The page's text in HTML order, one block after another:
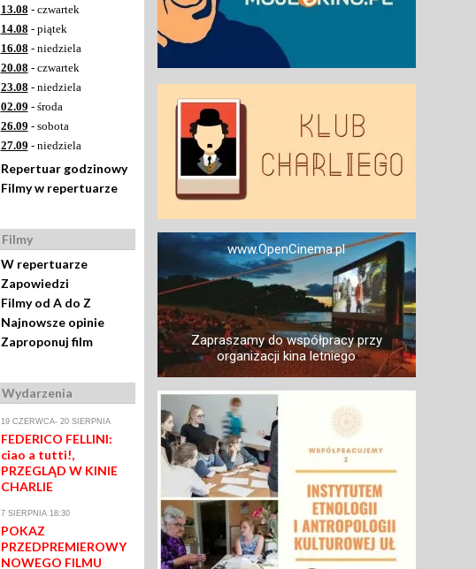
13.08 - czwartek
14.08 - piątek
16.08 - niedziela
20.08 - czwartek
23.08 - niedziela
02.09 - środa
26.09 - sobota
27.09 - niedziela
Repertuar godzinowy
Filmy w repertuarze
Filmy
W repertuarze
Zapowiedzi
Filmy od A do Z
Najnowsze opinie
Zaproponuj film
Wydarzenia
19 CZERWCA- 20 SIERPNIA
FEDERICO FELLINI:
ciao a tutti!,
PRZEGLĄD W KINIE
CHARLIE
7 SIERPNIA 18:30
POKAZ
PRZEDPREMIEROWY
NOWEGO FILMU
www.OpenCinema.pl
Zapraszamy do współpracy przy
organizacji kina letniego